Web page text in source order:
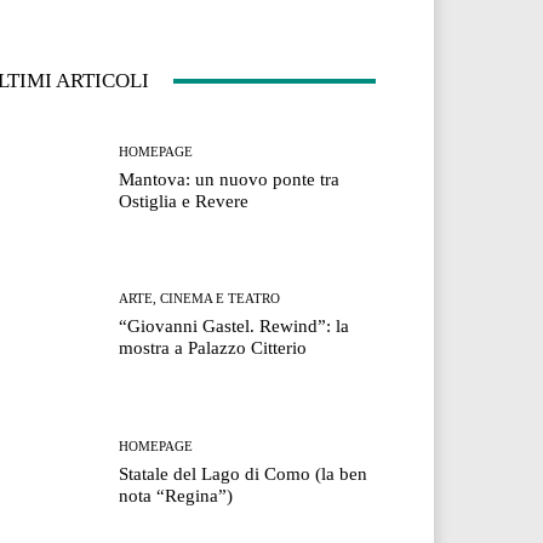
ARTICOLI
HOMEPAGE
Mantova: un nuovo ponte tra
Ostiglia e Revere
ARTE, CINEMA E TEATRO
“Giovanni Gastel. Rewind”: la
mostra a Palazzo Citterio
HOMEPAGE
Statale del Lago di Como (la ben
nota “Regina”)